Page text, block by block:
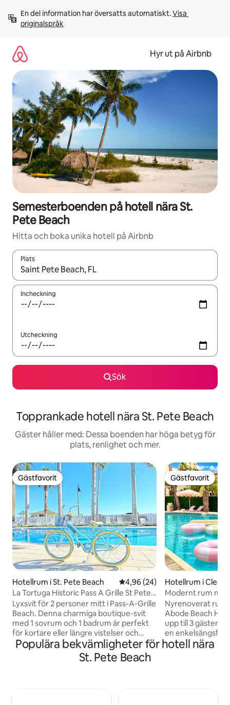
innehåll
En del information har översatts automatiskt. Visa
originalspråk
Hyr ut på Airbnb
Semesterboenden på hotell nära St.
Pete Beach
Hitta och boka unika hotell på Airbnb
Plats
När resultaten är tillgängliga kan du navigera med upp- och
Incheckning
Utcheckning
Sök
Topprankade hotell nära St. Pete Beach
Gäster håller med: Dessa boenden har höga betyg för
plats, renlighet och mer.
Gästfavorit
Gästfavorit
Hotellrum i St. Pete Beach 4,96 av 5 i genomsnittligt
4,96 (24)
La Tortuga Historic Pass A Grille St Pete
Beach 1
Lyxsvit för 2 personer mitt i Pass-A-Grille
Beach. Denna charmiga boutique-svit
med 1 sovrum och 1 badrum är perfekt
för kortare eller längre vistelser och
inkluderar parkering, cyklar, Wi-Fi och
tillgång till tvättmaskin och torktumlare.
Njut av poolområdet med Adirondack-
Gästfavorit
Gästfavorit
Hotellrum i
Modernt rum
Några steg från
Nyrenoverat rum
Abode Beach
upp till 3 gäster
en
kokvrå. Njut av
Populära bekvämligheter för hotell nära
St. Pete Beach